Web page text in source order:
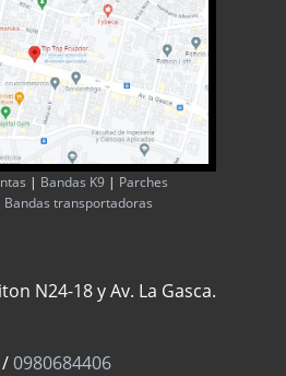
| Bandas K9 | Parches
Bandas transportadoras
N24-18 y Av. La Gasca.
/0980684406